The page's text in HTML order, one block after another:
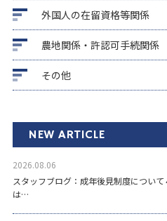
外国人の在留資格等関係
農地関係・許認可手続関係
その他
NEW ARTICLE
2026.08.06
スタッフブログ：成年後見制度につい
は…